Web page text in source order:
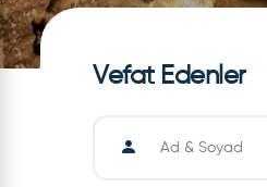
Vefat Edenler